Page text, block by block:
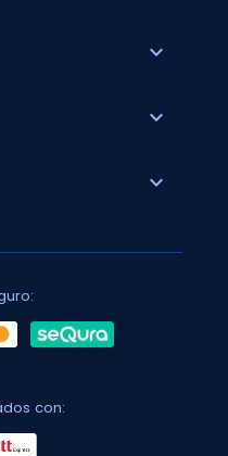
expand_more
expand_more
expand_more
con: